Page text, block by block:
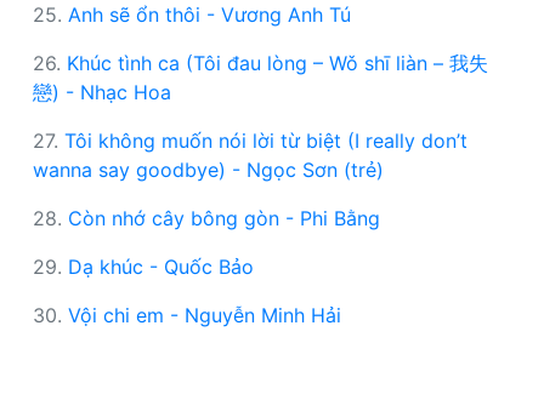
25. Anh sẽ ổn thôi - Vương Anh Tú
26. Khúc tình ca (Tôi đau lòng – Wǒ shī liàn – 我失
戀) - Nhạc Hoa
27. Tôi không muốn nói lời từ biệt (I really don’t
wanna say goodbye) - Ngọc Sơn (trẻ)
28. Còn nhớ cây bông gòn - Phi Bằng
29. Dạ khúc - Quốc Bảo
30. Vội chi em - Nguyễn Minh Hải